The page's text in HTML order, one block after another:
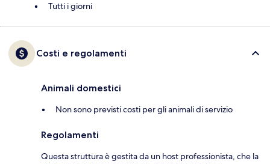
Tutti i giorni
Costi e regolamenti
Animali domestici
Non sono previsti costi per gli animali di servizio
Regolamenti
Questa struttura è gestita da un host professionista, che la